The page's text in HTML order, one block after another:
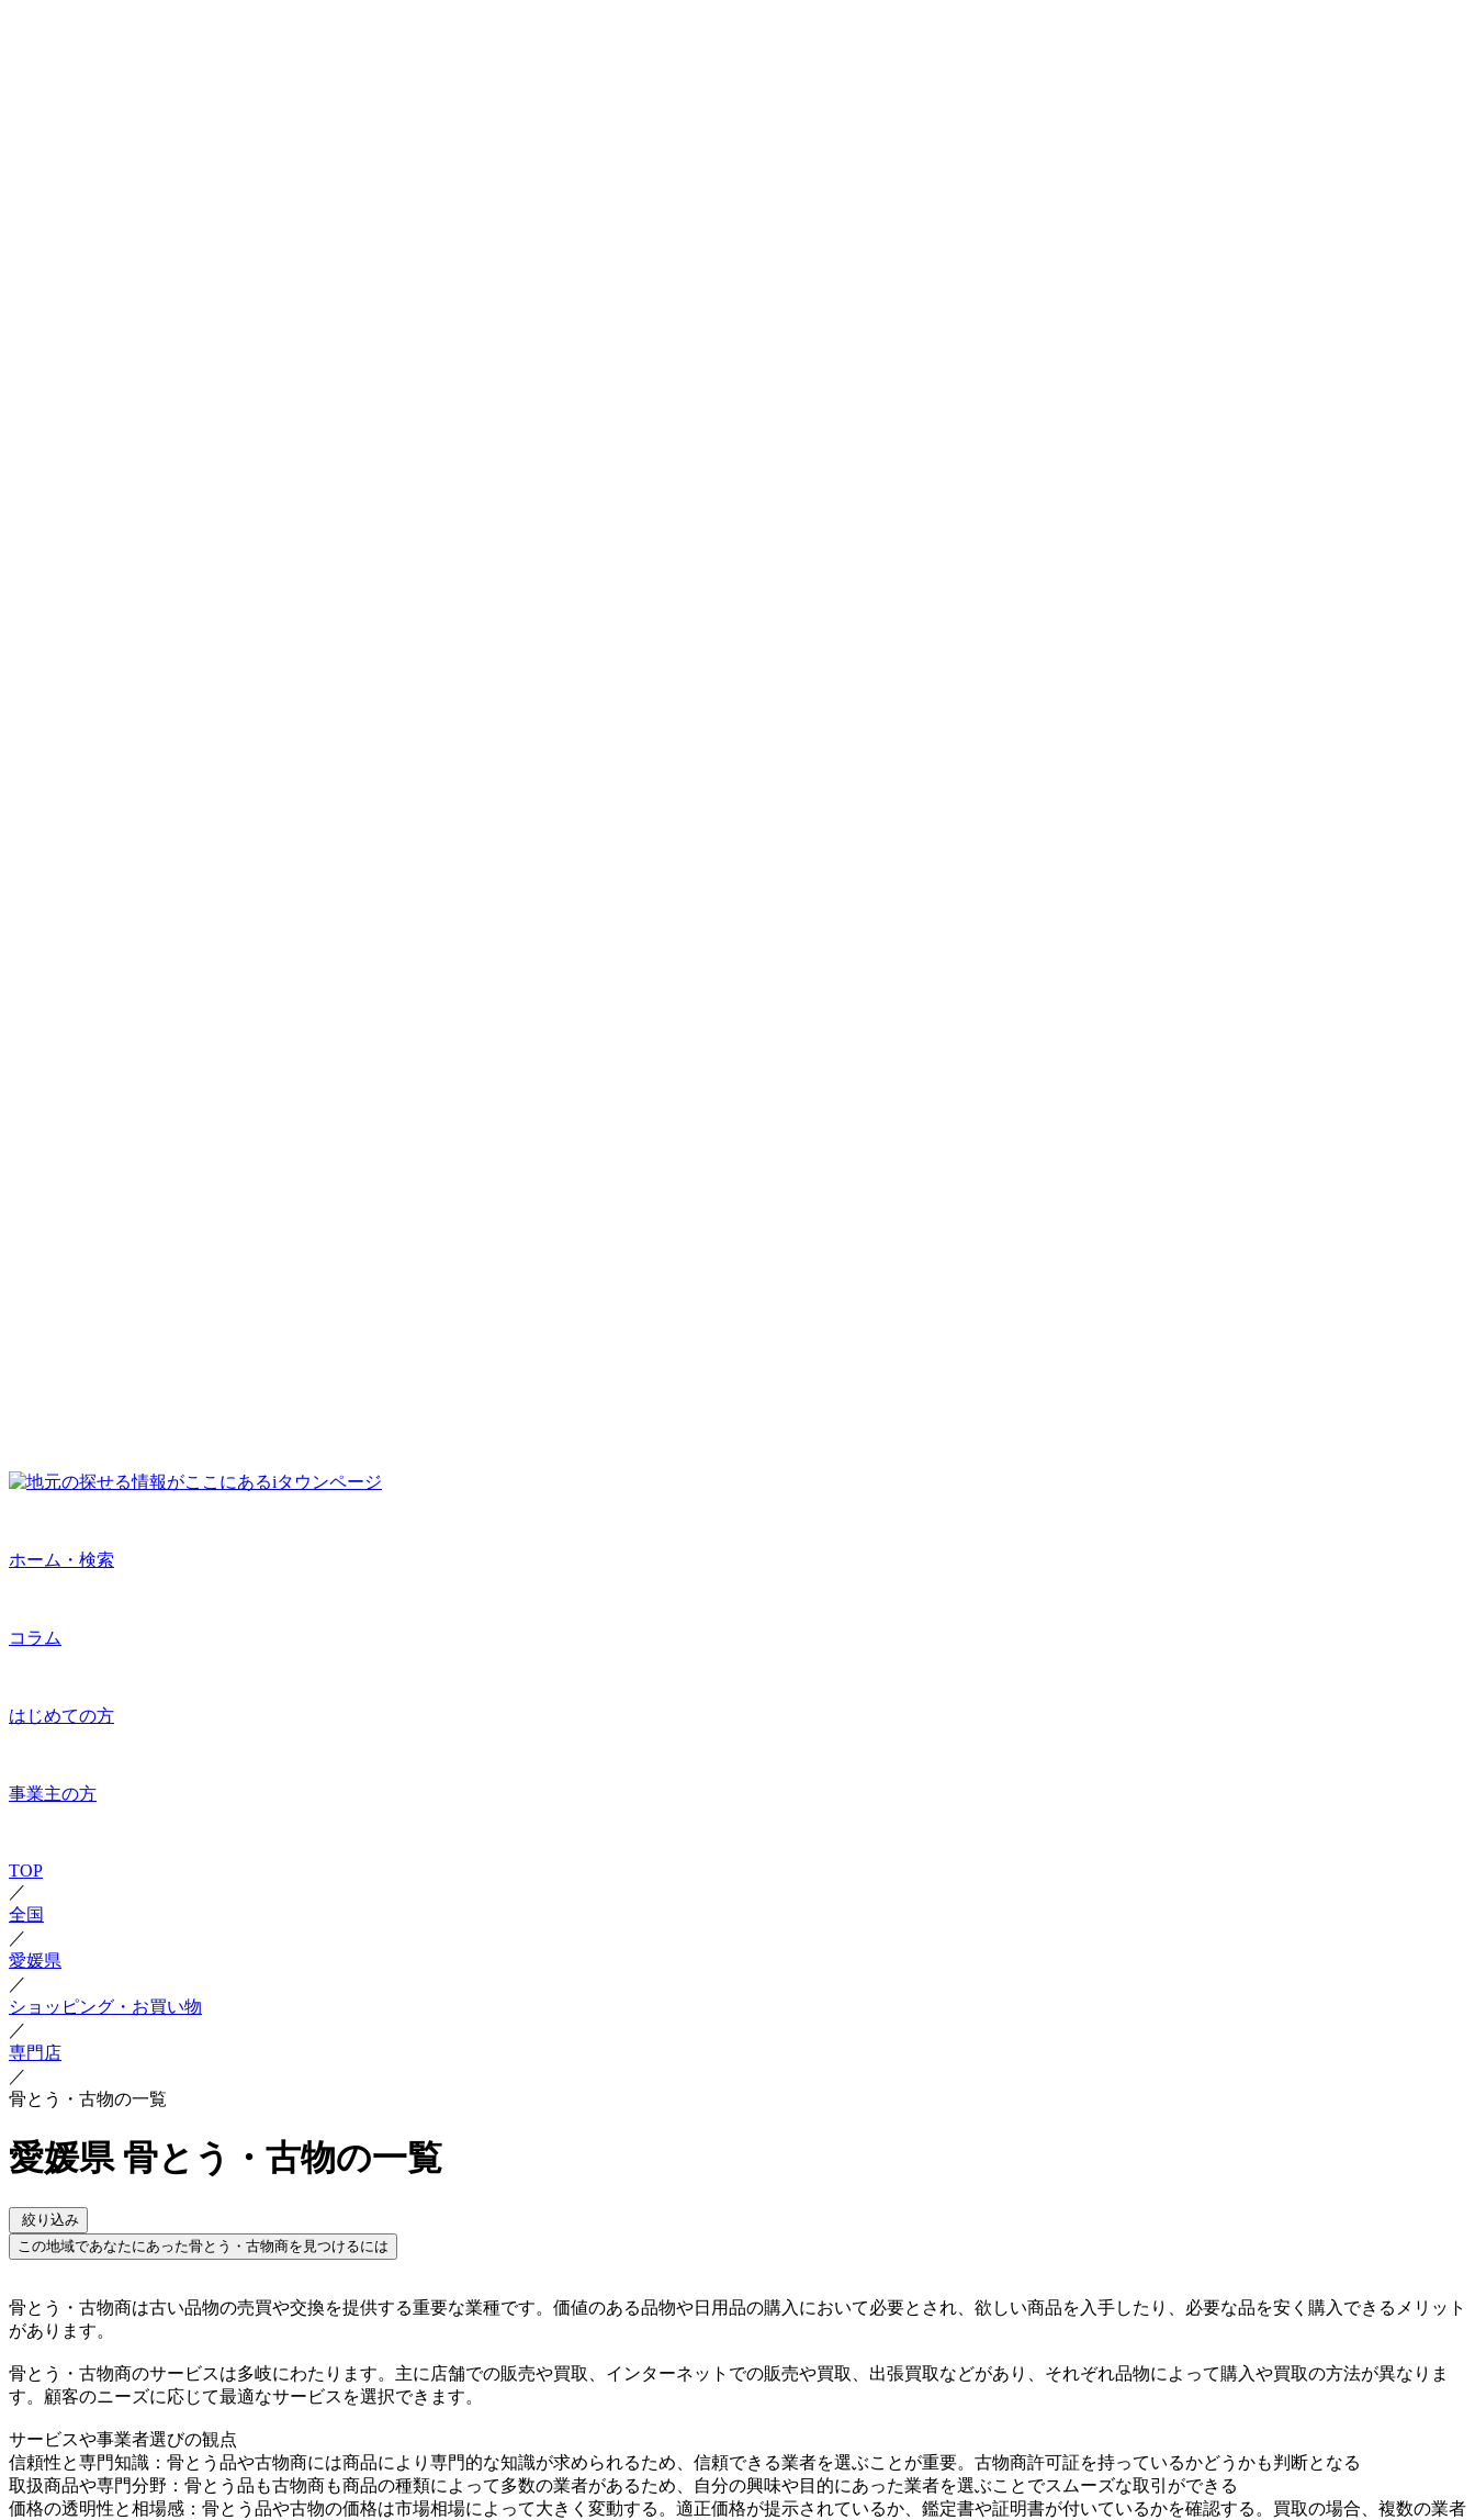
ホーム・検索
コラム
はじめての方
事業主の方
TOP
／
全国
／
愛媛県
／
ショッピング・お買い物
／
専門店
／
骨とう・古物の一覧
愛媛県 骨とう・古物の一覧
絞り込み
この地域であなたにあった骨とう・古物商を見つけるには
骨とう・古物商は古い品物の売買や交換を提供する重要な業種です。価値のある品物や日用品の購入において必要とされ、欲しい商品を入手したり、必要な品を安く購入できるメリット
があります。
骨とう・古物商のサービスは多岐にわたります。主に店舗での販売や買取、インターネットでの販売や買取、出張買取などがあり、それぞれ品物によって購入や買取の方法が異なりま
す。顧客のニーズに応じて最適なサービスを選択できます。
サービスや事業者選びの観点
信頼性と専門知識：骨とう品や古物商には商品により専門的な知識が求められるため、信頼できる業者を選ぶことが重要。古物商許可証を持っているかどうかも判断となる
取扱商品や専門分野：骨とう品も古物商も商品の種類によって多数の業者があるため、自分の興味や目的にあった業者を選ぶことでスムーズな取引ができる
価格の透明性と相場感：骨とう品や古物の価格は市場相場によって大きく変動する。適正価格が提示されているか、鑑定書や証明書が付いているかを確認する。買取の場合、複数の業者